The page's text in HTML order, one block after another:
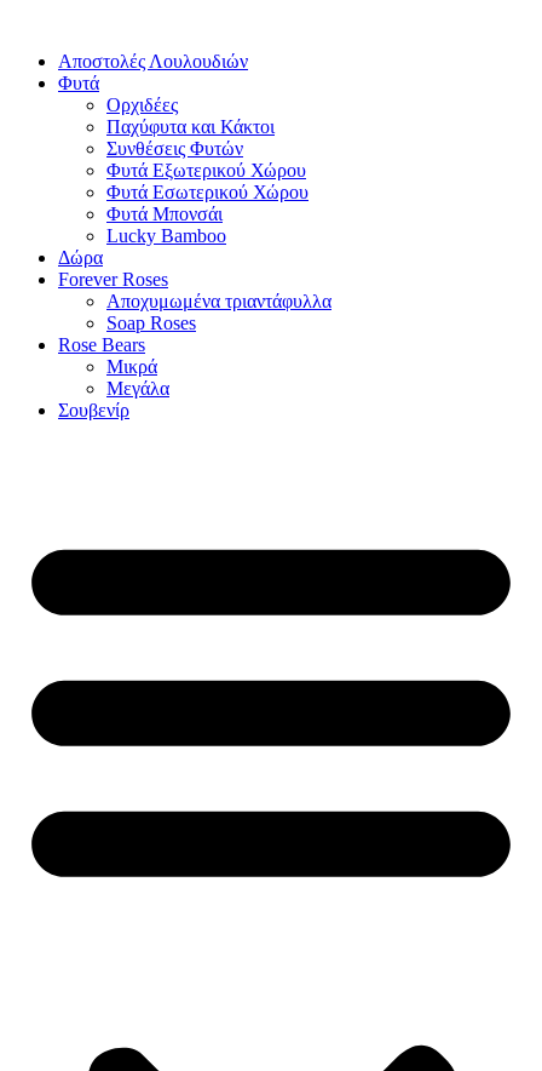
Αποστολές Λουλουδιών
Φυτά
Ορχιδέες
Παχύφυτα και Κάκτοι
Συνθέσεις Φυτών
Φυτά Εξωτερικού Χώρου
Φυτά Εσωτερικού Χώρου
Φυτά Μπονσάι
Lucky Bamboo
Δώρα
Forever Roses
Αποχυμωμένα τριαντάφυλλα
Soap Roses
Rose Βears
Μικρά
Μεγάλα
Σουβενίρ